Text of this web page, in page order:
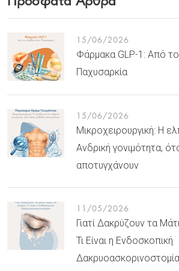
15/06/2026
Φάρμακα GLP-1: Από
Παχυσαρκία
15/06/2026
Μικροχειρουργική: Η
Ανδρική γονιμότητα,
αποτυγχάνουν
11/05/2026
Γιατί Δακρύζουν τα
Τι Είναι η Ενδοσκοπική
Δακρυοασκορινοστομία